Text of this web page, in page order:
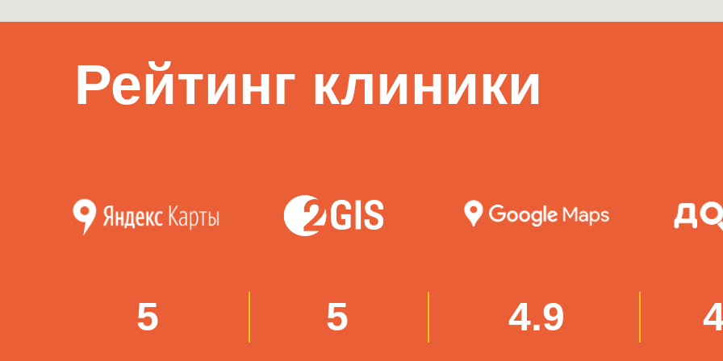
Рейтинг клиники
5 4.9
5